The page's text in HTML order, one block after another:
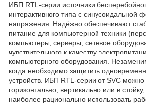
ИБП RTL-серии источники
интерактивного типа с синусоидальной
напряжения. Надёжно обеспечивают
питание для компьютерной техники
компьютеры, серверы, сетевое
чувствительного к качеству
компьютерного оборудования.
когда необходимо защитить
устройств. ИБП RTL-серии от SVC можно
горизонтально, вертикально или в
наиболее рационально использовать